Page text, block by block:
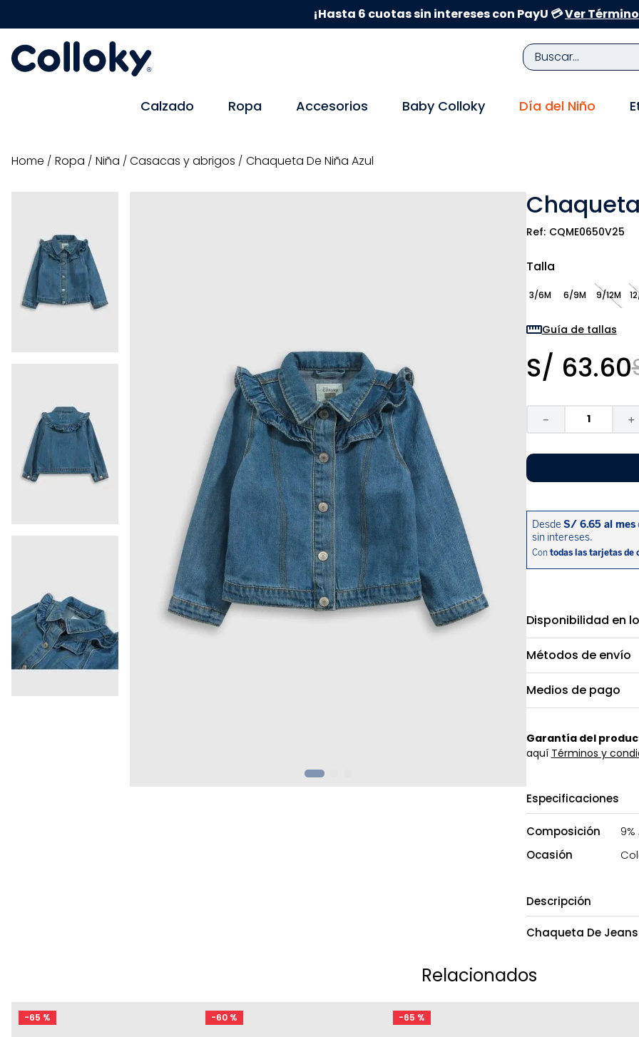
¡Hasta 6 cuotas sin intereses con PayU 💳Ver
Buscar...
Calzado Ropa Accesorios Baby Colloky Día del Niño
ropa niña casacas y abrigos Chaqueta De Niña Azul
CQME0650V25
Talla
3/6M 6/9M 9/12M
Guía de tallas
S/ 63.60
＋
－
Disponibilidad en
Métodos de envío
Medios de pago
Garantía del
aquí Términos y
Especificaciones
Composición
Ocasión
Descripción
Chaqueta De
Relacionados
-65 % -60 % -65 %
TÉRMINOS MÁS BUSCADOS